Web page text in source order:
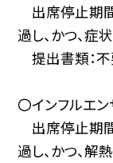
出席停止期間
過し、かつ、
提出書類：
〇インフルエン
出席停止期間
過し、かつ、解